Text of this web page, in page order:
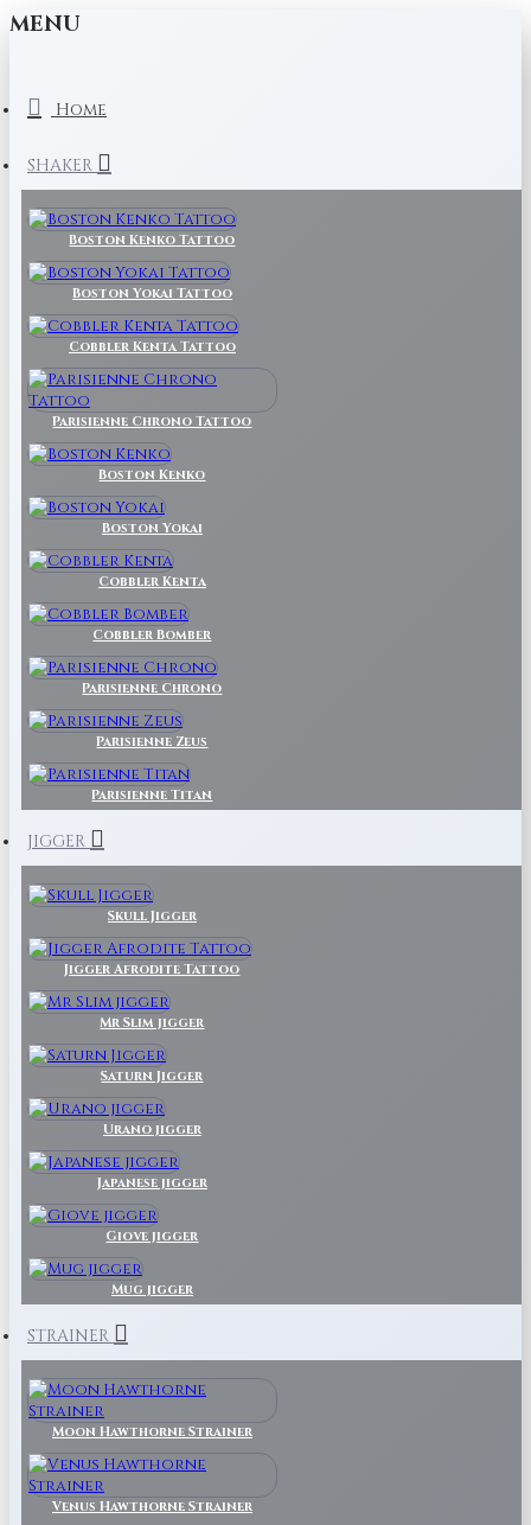
MENU
Home
SHAKER
Boston Kenko Tattoo
Boston Yokai Tattoo
Cobbler Kenta Tattoo
Parisienne Chrono Tattoo
Boston Kenko
Boston Yokai
Cobbler Kenta
Cobbler Bomber
Parisienne Chrono
Parisienne Zeus
Parisienne Titan
JIGGER
Skull Jigger
Jigger Afrodite Tattoo
Mr Slim jigger
Saturn Jigger
Urano jigger
Japanese jigger
Giove jigger
Mug jigger
STRAINER
Moon Hawthorne Strainer
Venus Hawthorne Strainer